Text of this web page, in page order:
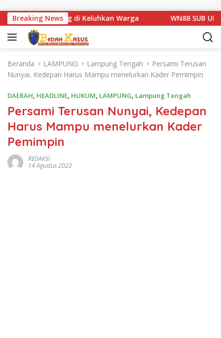
Breaking News
1 Basarang di Keluhkan Warga WN88 SUB UNIT 13
Beranda LAMPUNG Lampung Tengah
Persami Terusan
Nunyai, Kedepan Harus Mampu menelurkan Kader Pemimpin
DAERAH, HEADLINE, HUKUM, LAMPUNG, Lampung Tengah
Persami Terusan Nunyai, Kedepan
Harus Mampu menelurkan Kader
Pemimpin
REDAKSI
14 Agustus 2022